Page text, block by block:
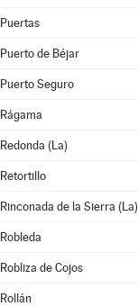
Puertas
Puerto de Béjar
Puerto Seguro
Rágama
Redonda (La)
Retortillo
Rinconada de la Sierra (La)
Robleda
Robliza de Cojos
Rollán